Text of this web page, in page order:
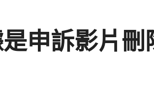
申訴影片